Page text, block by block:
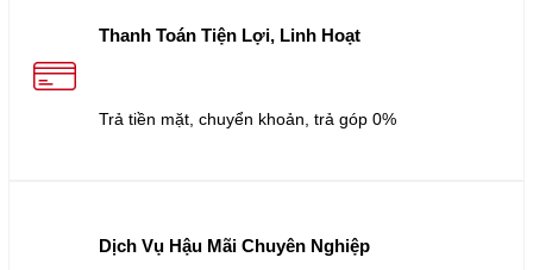
Thanh Toán Tiện Lợi, Linh Hoạt
Trả tiền mặt, chuyển khoản, trả góp 0%
Dịch Vụ Hậu Mãi Chuyên Nghiệp